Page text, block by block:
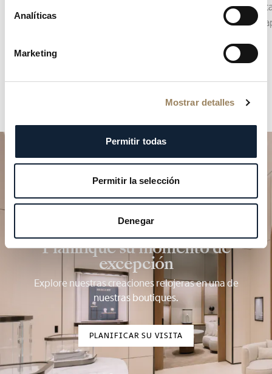
Analíticas
Marketing
Mostrar detalles
Permitir todas
Permitir la selección
Denegar
pequeño segundero descentrado, integrado en
piezas,
trabajo
Planifique su momento de
excepción
Explore nuestras creaciones relojeras en una de
nuestras boutiques.
PLANIFICAR SU VISITA